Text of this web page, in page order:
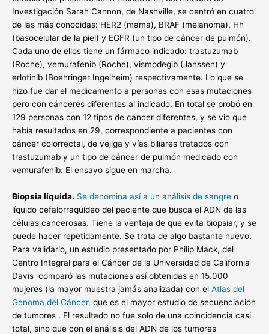
Investigación Sarah Cannon, de Nashville, se centró en cuatro
de las más conocidas: HER2 (mama), BRAF (melanoma), Hh
(basocelular de la piel) y EGFR (un tipo de cáncer de pulmón).
Cada uno de ellos tiene un fármaco indicado: trastuzumab
(Roche), vemurafenib (Roche), vismodegib (Janssen) y
erlotinib (Boehringer Ingelheim) respectivamente. Lo que se
hizo fue dar el medicamento a personas con esas mutaciones
pero con cánceres diferentes al indicado. En total se probó en
129 personas con 12 tipos de cáncer diferentes, y se vio que
había resultados en 29, correspondiente a pacientes con
cáncer colorrectal, de vejiga y vías biliares tratados con
trastuzumab y un tipo de cáncer de pulmón medicado con
vemurafenib. El ensayo sigue en marcha.
Biopsia líquida. Se denomina así a un análisis de sangre o
líquido cefalorraquídeo del paciente que busca el ADN de las
células cancerosas. Tiene la ventaja de que evita biopsiar, y se
puede hacer repetidamente. Se trata de algo bastante nuevo.
Para validarlo, un estudio presentado por Philip Mack, del
Centro Integral para el Cáncer de la Universidad de California
Davis comparó las mutaciones así obtenidas en 15.000
mujeres (la mayor muestra jamás analizada) con el Atlas del
Genoma del Cáncer, que es el mayor estudio de secuenciación
de tumores . El resultado no fue solo de una coincidencia casi
total, sino que con el análisis del ADN de los tumores